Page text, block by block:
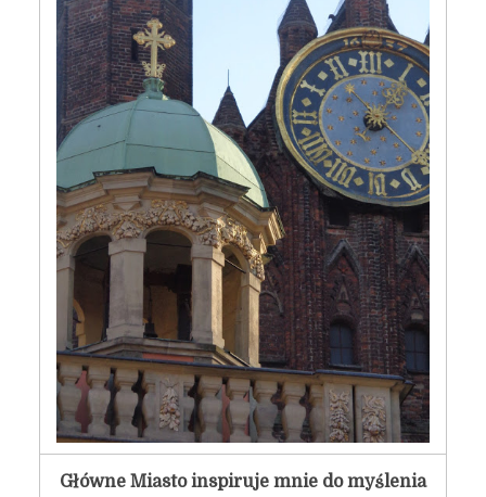
Główne Miasto inspiruje mnie do myślenia